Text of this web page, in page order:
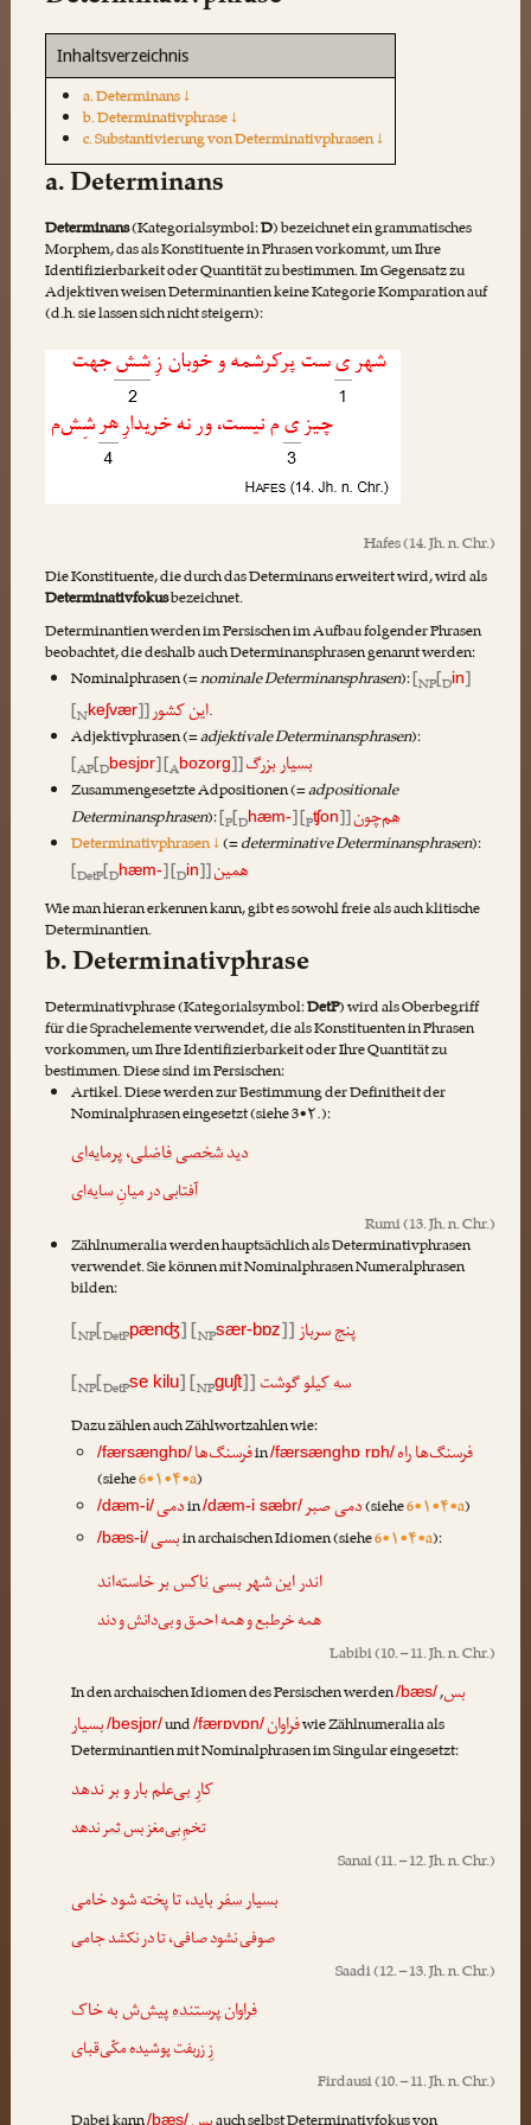
Inhaltsverzeichnis
a. Determinans ↓
b. Determinativphrase ↓
c. Substantivierung von Determinativphrasen ↓
a. Determinans
Determinans(Kategorialsymbol:D) bezeichnet ein grammatisches
Morphem, das als Konstituente in Phrasen vorkommt, um Ihre
Identifizierbarkeit oder Quantität zu bestimmen. Im Gegensatz zu
Adjektiven weisen Determinantien keine Kategorie Komparation auf
(d.h. sie lassen sich nicht steigern):
Hafes(14. Jh. n. Chr.)
Die Konstituente, die durch das Determinans erweitert wird, wird als
Determinativfokusbezeichnet.
Determinantien werden im Persischen im Aufbau folgender Phrasen
beobachtet, die deshalb auch Determinansphrasen genannt werden:
Nominalphrasen (=nominale Determinansphrasen):[NP[Din]
[Nkeʃvær]] اینکشور .
Adjektivphrasen (=adjektivale Determinansphrasen):
[AP[Dbesjɒr] [Abozorg]] بسیاربزرگ
Zusammengesetzte Adpositionen (=adpositionale
Determinansphrasen):[P[Dhæm-] [Pʧon]] هم‌چون
Determinativphrasen ↓(=determinative Determinansphrasen):
[DetP[Dhæm-] [Din]] همین
Wie man hieran erkennen kann, gibt es sowohl freie als auch klitische
Determinantien.
b. Determinativphrase
Determinativphrase (Kategorialsymbol:DetP) wird als Oberbegriff
für die Sprachelemente verwendet, die als Konstituenten in Phrasen
vorkommen, um Ihre Identifizierbarkeit oder Ihre Quantität zu
bestimmen. Diese sind im Persischen:
Artikel. Diese werden zur Bestimmung der Definitheit der
Nominalphrasen eingesetzt (siehe 3•۲.):
دیدشخصیفاضلی،پرمایه‌ای
آفتابیدر میانِسایه‌ای
Rumi(13. Jh. n. Chr.)
Zählnumeralia werden hauptsächlich als Determinativphrasen
verwendet. Sie können mit Nominalphrasen Numeralphrasen
bilden:
پنجسرباز [NP[DetPpænʤ] [NPsær-bɒz]]
سه کیلوگوشت [NP[DetPse kilu] [NPguʃt]]
Dazu zählen auch Zählwortzahlen wie:
/færsænghɒ/ فرسنگ‌هاin/færsænghɒ rɒh/ فرسنگ‌ها راه
(siehe6•۱•۴•a)
/dæm-i/دمیin/dæm-i sæbr/دمی صبر(siehe6•۱•۴•a)
/bæs-i/بسیin archaischen Idiomen (siehe6•۱•۴•a):
اندر این شهربسی ناکسبر خاسته‌اند
همه خرطبع و همه احمق و بی‌دانش و دند
Labibi(10. – 11. Jh. n. Chr.)
In den archaischen Idiomen des Persischen werden/bæs/ بس,
/besjɒr/بسیار und/færɒvɒn/فراوانwie Zählnumeralia als
Determinantien mit Nominalphrasen im Singular eingesetzt:
کارِ بی‌علم بار و بر ندهد
تخمِ بی‌مغزبس ثمرندهد
Sanai(11. – 12. Jh. n. Chr.)
بسیار سفرباید، تا پخته شود خامی
صوفی نشود صافی، تا در نکشد جامی
Saadi(12. – 13. Jh. n. Chr.)
فراوان پرستندهپیش‌ش به خاک
زِ زربفت پوشیده مکّی‌قبای
Firdausi(10. – 11. Jh. n. Chr.)
/bæs/